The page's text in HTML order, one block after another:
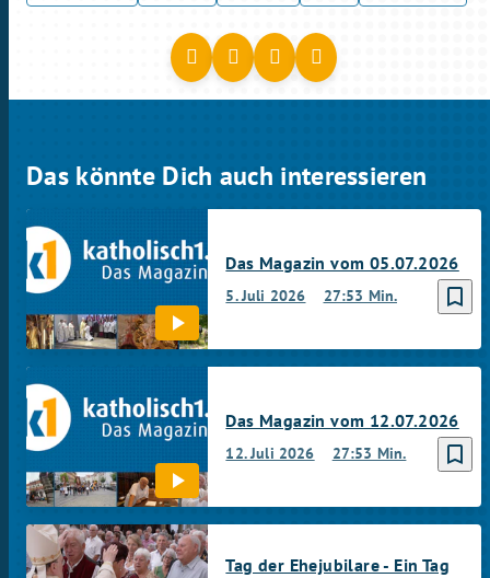
Das könnte Dich auch interessieren
bookmark_border
5. Juli 2026 27:53 Min.
Das Magazin vom 05.07.2026
bookmark_border
12. Juli 2026 27:53 Min.
Das Magazin vom 12.07.2026
Tag der Ehejubilare - Ein Tag